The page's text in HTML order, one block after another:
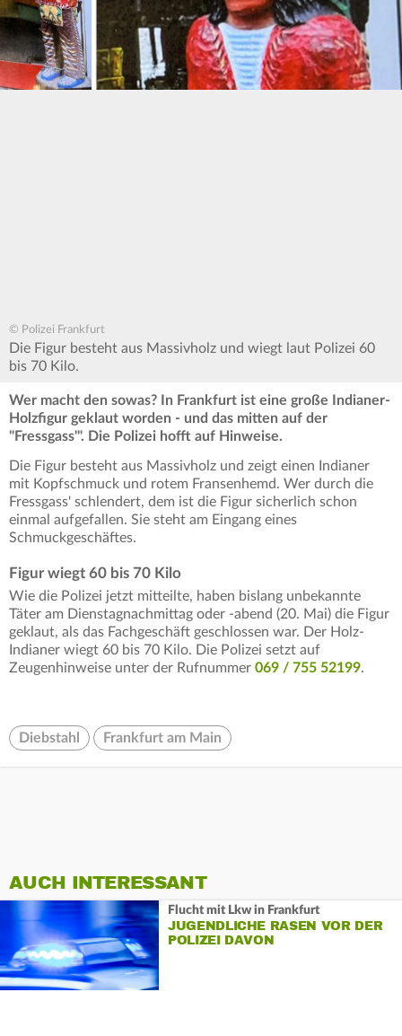
© Polizei Frankfurt
Die Figur besteht aus Massivholz und wiegt laut Polizei 60
bis 70 Kilo.
Wer macht den sowas? In Frankfurt ist eine große Indianer-
Holzfigur geklaut worden - und das mitten auf der
"Fressgass'". Die Polizei hofft auf Hinweise.
Die Figur besteht aus Massivholz und zeigt einen Indianer
mit Kopfschmuck und rotem Fransenhemd. Wer durch die
Fressgass' schlendert, dem ist die Figur sicherlich schon
einmal aufgefallen. Sie steht am Eingang eines
Schmuckgeschäftes.
Figur wiegt 60 bis 70 Kilo
Wie die Polizei jetzt mitteilte, haben bislang unbekannte
Täter am Dienstagnachmittag oder -abend (20. Mai) die Figur
geklaut, als das Fachgeschäft geschlossen war. Der Holz-
Indianer wiegt 60 bis 70 Kilo. Die Polizei setzt auf
Zeugenhinweise unter der Rufnummer 069 / 755 52199.
Diebstahl Frankfurt am Main
AUCH INTERESSANT
Flucht mit Lkw in Frankfurt
JUGENDLICHE RASEN VOR DER
POLIZEI DAVON